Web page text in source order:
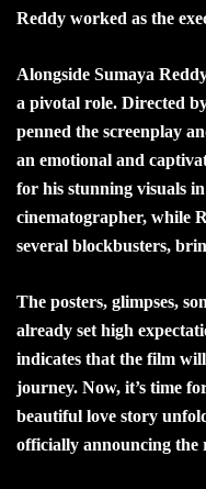
Reddy worked as the
Alongside Sumaya
a pivotal role. Directed
penned the screenplay
an emotional and
for his stunning visuals
cinematographer, while
several blockbusters,
The posters, glimpses,
already set high
indicates that the film
journey. Now, it’s time
beautiful love story
officially announcing the